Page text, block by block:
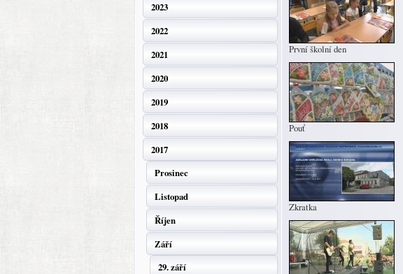
2023
2022
2021
2020
2019
2018
2017
Prosinec
Listopad
Říjen
Září
29. září
První školní den
Pouť
Zkratka